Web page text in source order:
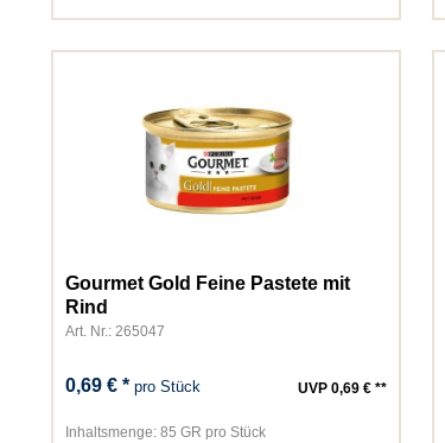
Gourmet Gold Feine Pastete mit
Rind
Art. Nr.: 265047
0,69 € * pro Stück UVP 0,69 € **
Inhaltsmenge:85 GR pro Stück